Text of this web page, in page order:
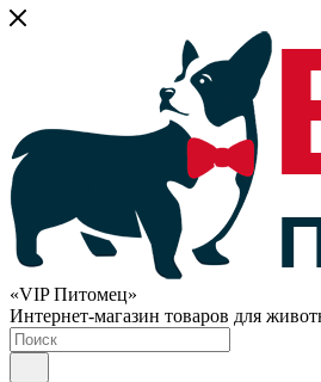
«VIP Питомец»
Интернет-магазин товаров для